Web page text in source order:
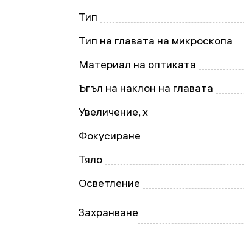
Тип
Тип на главата на микроскопа
Материал на оптиката
Ъгъл на наклон на главата
Увеличение, x
Фокусиране
Тяло
Осветление
Захранване